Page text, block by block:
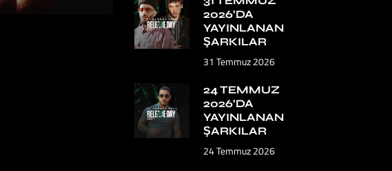
2026’DA
YAYINLANAN
ŞARKILAR
31 Temmuz 2026
24 TEMMUZ
2026’DA
YAYINLANAN
ŞARKILAR
24 Temmuz 2026